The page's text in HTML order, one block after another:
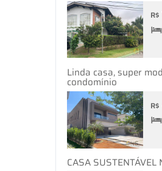
R$
Linda casa, super
condomínio
R$
CASA SUSTENTÁVEL